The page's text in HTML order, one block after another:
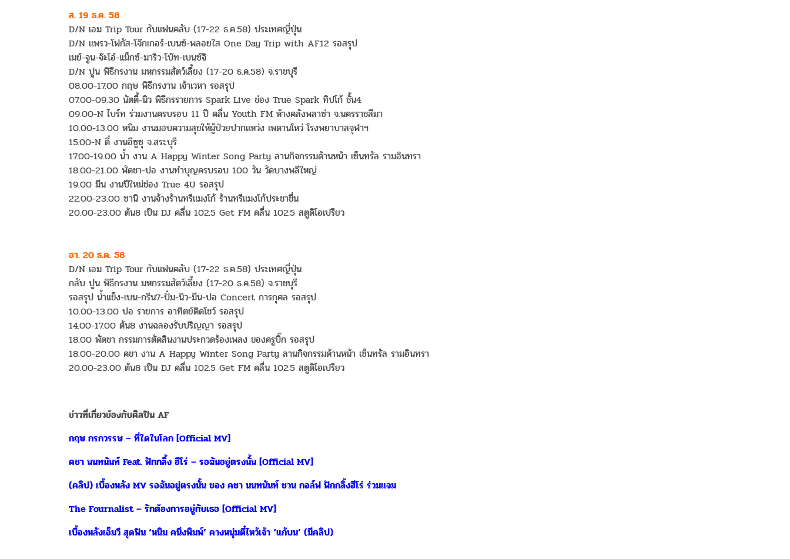
ส. 19 ธ.ค. 58
D/N เอม Trip Tour กับแฟนคลับ (17-22 ธ.ค.58) ประเทศญี่ปุ่น
D/N แพรว-โฟกัส-โจ๊กเกอร์-เบนซ์-พลอยใส One Day Trip with AF12 รอสรุป
เมย์-จูน-จ๊ะโอ๋-แม็กซ์-มาริว-โบ๊ท-เบนซ์จิ
D/N ปูน พิธีกรงาน มหกรรมสัตว์เลี้ยง (17-20 ธ.ค.58) จ.ราชบุรี
08.00-17.00 กฤษ พิธีกรงาน เจ้าเวหา รอสรุป
07.00-09.30 นัตตี้-นิว พิธีกรรายการ Spark Live ช่อง True Spark ทิปโก้ ชั้น4
09.00-N ไบร์ท ร่วมงานครบรอบ 11 ปี คลื่น Youth FM ห้างคลังพลาซ่า จ.นครราชสีมา
10.00-13.00 หนิม งานมอบความสุขให้ผู้ป่วยปากแหว่ง เพดานโหว่ โรงพยาบาลจุฬาฯ
15.00-N ตี๋ งานอีซูซุ จ.สระบุรี
17.00-19.00 น้ำ งาน A Happy Winter Song Party ลานกิจกรรมด้านหน้า เซ็นทรัล รามอินทรา
18.00-21.00 พัดชา-ปอ งานทำบุญครบรอบ 100 วัน วัดบางพลีใหญ่
19.00 มีน งานปีใหม่ช่อง True 4U รอสรุป
22.00-23.00 ซานิ งานจ้างร้านทรีแมงโก้ ร้านทรีแมงโก้ประชาชื่น
20.00-23.00 ต้น8 เป็น DJ คลื่น 102.5 Get FM คลื่น 102.5 สตูดิโอเปรียว
อา. 20 ธ.ค. 58
D/N เอม Trip Tour กับแฟนคลับ (17-22 ธ.ค.58) ประเทศญี่ปุ่น
กลับ ปูน พิธีกรงาน มหกรรมสัตว์เลี้ยง (17-20 ธ.ค.58) จ.ราชบุรี
รอสรุป น้ำแข็ง-เบน-กรีน7-ปั๋ม-นิว-มีน-ปอ Concert การกุศล รอสรุป
10.00-13.00 ปอ รายการ อาทิตย์ติดโชว์ รอสรุป
14.00-17.00 ต้น8 งานฉลองรับปริญญา รอสรุป
18.00 พัดชา กรรมการตัดสินงานประกวดร้องเพลง ของครูบิ๊ก รอสรุป
18.00-20.00 คชา งาน A Happy Winter Song Party ลานกิจกรรมด้านหน้า เซ็นทรัล รามอินทรา
20.00-23.00 ต้น8 เป็น DJ คลื่น 102.5 Get FM คลื่น 102.5 สตูดิโอเปรียว
ข่าวที่เกี่ยวข้องกับศิลปิน AF
กฤษ กรกวรรษ – ที่ใดในโลก [Official MV]
คชา นนทนันท์ Feat. ฟักกลิ้ง ฮีโร่ – รอฉันอยู่ตรงนั้น [Official MV]
(คลิป) เบื้องหลัง MV รอฉันอยู่ตรงนั้น ของ คชา นนทนันท์ ชวน กอล์ฟ ฟักกลิ้งฮีโร่ ร่วมแจม
The Fournalist – รักต้องการอยู่กับเธอ [Official MV]
เบื้องหลังเอ็มวี สุดฟิน ‘หนิม คนึงพิมพ์’ ควงหนุ่มตี๋ไหว้เจ้า ‘แก้บน’ (มีคลิป)